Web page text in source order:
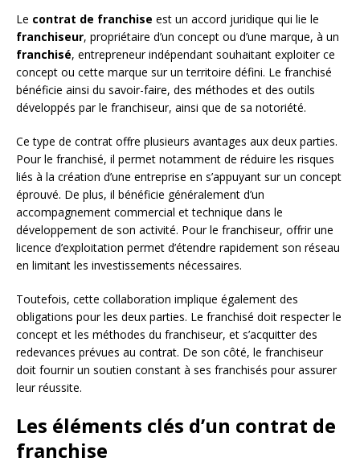
Le contrat de franchise est un accord juridique qui lie le
franchiseur, propriétaire d’un concept ou d’une marque, à un
franchisé, entrepreneur indépendant souhaitant exploiter ce
concept ou cette marque sur un territoire défini. Le franchisé
bénéficie ainsi du savoir-faire, des méthodes et des outils
développés par le franchiseur, ainsi que de sa notoriété.
Ce type de contrat offre plusieurs avantages aux deux parties.
Pour le franchisé, il permet notamment de réduire les risques
liés à la création d’une entreprise en s’appuyant sur un concept
éprouvé. De plus, il bénéficie généralement d’un
accompagnement commercial et technique dans le
développement de son activité. Pour le franchiseur, offrir une
licence d’exploitation permet d’étendre rapidement son réseau
en limitant les investissements nécessaires.
Toutefois, cette collaboration implique également des
obligations pour les deux parties. Le franchisé doit respecter le
concept et les méthodes du franchiseur, et s’acquitter des
redevances prévues au contrat. De son côté, le franchiseur
doit fournir un soutien constant à ses franchisés pour assurer
leur réussite.
Les éléments clés d’un contrat de
franchise